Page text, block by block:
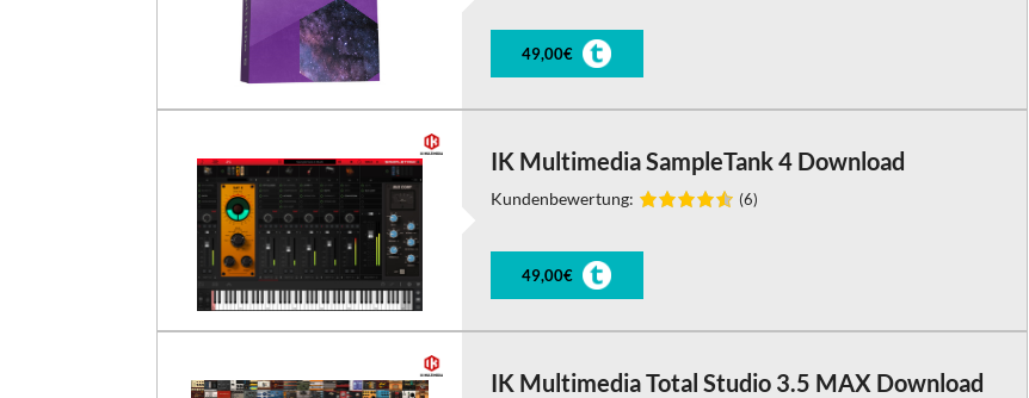
49,00€
IK Multimedia SampleTank 4 Download
Kundenbewertung: (6)
49,00€
IK Multimedia Total Studio 3.5 MAX Download